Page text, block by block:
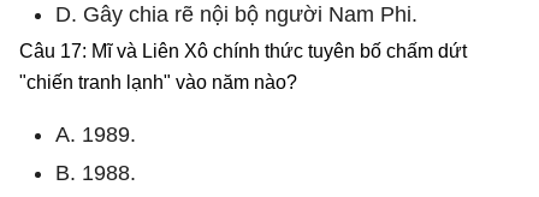
D. Gây chia rẽ nội bộ người Nam Phi.
Câu 17: Mĩ và Liên Xô chính thức tuyên bố chấm dứt
"chiến tranh lạnh" vào năm nào?
A. 1989.
B. 1988.